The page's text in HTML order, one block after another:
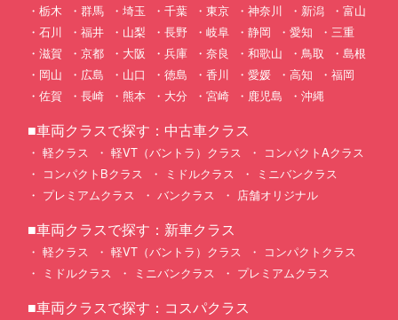
栃木
群馬 埼玉 千葉 東京 神奈川 新潟
富山
石川
福井 山梨 長野 岐阜 静岡 愛知
三重
滋賀
京都 大阪 兵庫 奈良 和歌山 鳥取
島根
岡山
広島 山口 徳島 香川 愛媛 高知
福岡
佐賀
長崎 熊本 大分 宮崎 鹿児島 沖縄
■車両クラスで探す：中古車クラス
軽クラス 軽VT（バントラ）クラス
コンパクトAクラス
コンパクトBクラス
ミドルクラス
ミニバンクラス
プレミアムクラス
バンクラス 店舗オリジナル
■車両クラスで探す：新車クラス
軽クラス 軽VT（バントラ）クラス
コンパクトクラス
ミドルクラス
ミニバンクラス プレミアムクラス
■車両クラスで探す：コスパクラス